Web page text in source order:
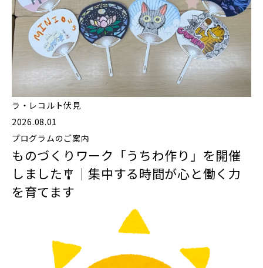
ラ・レコルト伏見
2026.08.01
プログラムのご案内
ものづくりワーク「うちわ作り」を開催
しました🎐｜集中する時間が心と働く力
を育てます